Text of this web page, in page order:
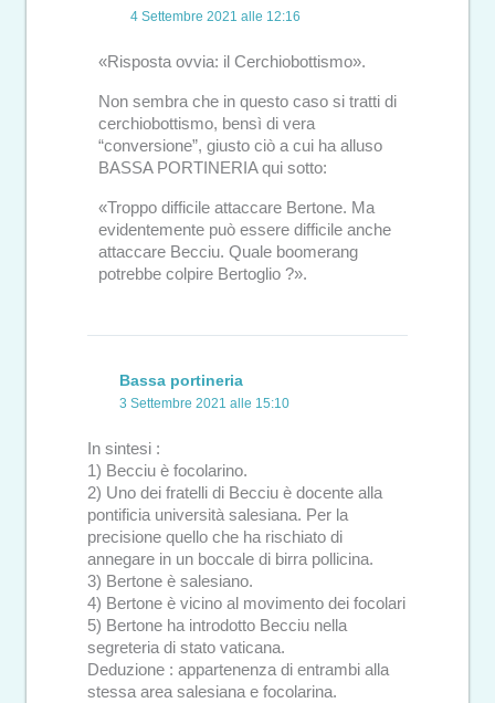
4 Settembre 2021 alle 12:16
«Risposta ovvia: il Cerchiobottismo».
Non sembra che in questo caso si tratti di
cerchiobottismo, bensì di vera
“conversione”, giusto ciò a cui ha alluso
BASSA PORTINERIA qui sotto:
«Troppo difficile attaccare Bertone. Ma
evidentemente può essere difficile anche
attaccare Becciu. Quale boomerang
potrebbe colpire Bertoglio ?».
Bassa portineria
3 Settembre 2021 alle 15:10
In sintesi :
1) Becciu è focolarino.
2) Uno dei fratelli di Becciu è docente alla
pontificia università salesiana. Per la
precisione quello che ha rischiato di
annegare in un boccale di birra pollicina.
3) Bertone è salesiano.
4) Bertone è vicino al movimento dei focolari
5) Bertone ha introdotto Becciu nella
segreteria di stato vaticana.
Deduzione : appartenenza di entrambi alla
stessa area salesiana e focolarina.